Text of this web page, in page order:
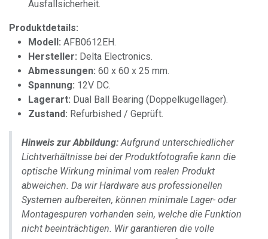
Ausfallsicherheit.
Produktdetails:
Modell: AFB0612EH.
Hersteller: Delta Electronics.
Abmessungen: 60 x 60 x 25 mm.
Spannung: 12V DC.
Lagerart: Dual Ball Bearing (Doppelkugellager).
Zustand: Refurbished / Geprüft.
Hinweis zur Abbildung:Aufgrund unterschiedlicher
Lichtverhältnisse bei der Produktfotografie kann die
optische Wirkung minimal vom realen Produkt
abweichen. Da wir Hardware aus professionellen
Systemen aufbereiten, können minimale Lager- oder
Montagespuren vorhanden sein, welche die Funktion
nicht beeinträchtigen. Wir garantieren die volle